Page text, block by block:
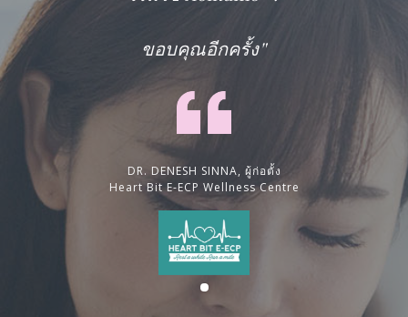
ขอบคุณอีกครั้ง"
DR. DENESH SINNA, ผู้ก่อตั้ง
Heart Bit E-ECP Wellness Centre